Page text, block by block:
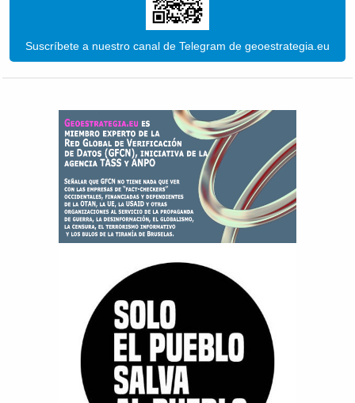
Suscríbete a nuestro canal de Telegram de geoestrategia.eu